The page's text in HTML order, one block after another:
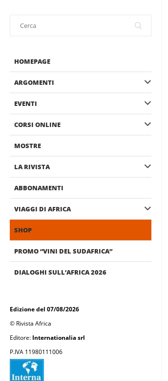
HOMEPAGE
ARGOMENTI
EVENTI
CORSI ONLINE
MOSTRE
LA RIVISTA
ABBONAMENTI
VIAGGI DI AFRICA
SHOP
PROMO “VINI DEL SUDAFRICA”
DIALOGHI SULL’AFRICA 2026
Edizione del 07/08/2026
© Rivista Africa
Editore: Internationalia srl
P.IVA 11980111006